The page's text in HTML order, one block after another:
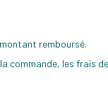
remboursé.
commande, les frais